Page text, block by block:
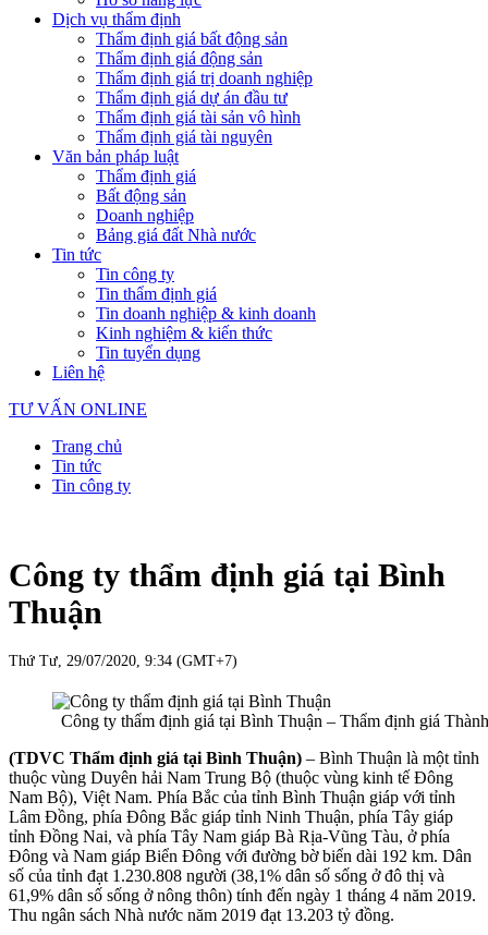
Dịch vụ thẩm định
Thẩm định giá bất động sản
Thẩm định giá động sản
Thẩm định giá trị doanh nghiệp
Thẩm định giá dự án đầu tư
Thẩm định giá tài sản vô hình
Thẩm định giá tài nguyên
Văn bản pháp luật
Thẩm định giá
Bất động sản
Doanh nghiệp
Bảng giá đất Nhà nước
Tin tức
Tin công ty
Tin thẩm định giá
Tin doanh nghiệp & kinh doanh
Kinh nghiệm & kiến thức
Tin tuyển dụng
Liên hệ
TƯ VẤN ONLINE
Trang chủ
Tin tức
Tin công ty
Công ty thẩm định giá tại Bình
Thuận
Thứ Tư, 29/07/2020, 9:34 (GMT+7)
Công ty thẩm định giá tại Bình Thuận – Thẩm định giá
(TDVC Thẩm định giá tại Bình Thuận) – Bình Thuận là một tỉnh
thuộc vùng Duyên hải Nam Trung Bộ (thuộc vùng kinh tế Đông
Nam Bộ), Việt Nam. Phía Bắc của tỉnh Bình Thuận giáp với tỉnh
Lâm Đồng, phía Đông Bắc giáp tỉnh Ninh Thuận, phía Tây giáp
tỉnh Đồng Nai, và phía Tây Nam giáp Bà Rịa-Vũng Tàu, ở phía
Đông và Nam giáp Biển Đông với đường bờ biển dài 192 km. Dân
số của tỉnh đạt 1.230.808 người (38,1% dân số sống ở đô thị và
61,9% dân số sống ở nông thôn) tính đến ngày 1 tháng 4 năm 2019.
Thu ngân sách Nhà nước năm 2019 đạt 13.203 tỷ đồng.